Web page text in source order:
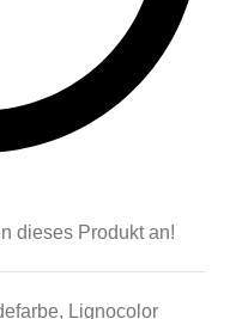
dieses Produkt an!
, Lignocolor